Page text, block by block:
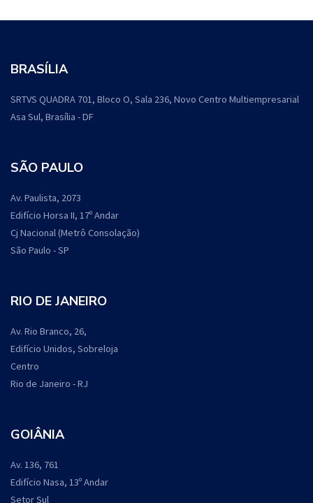
BRASÍLIA
SRTVS QUADRA 701, Bloco O, Sala 236, Novo Centro Multiempresarial
Asa Sul, Brasília - DF
SÃO PAULO
Av. Paulista, 2073
Edifício Horsa II, 17º Andar
Cj Nacional (Metrô Consolação)
São Paulo - SP
RIO DE JANEIRO
Av. Rio Branco, 26,
Edifício Unidos, Sobreloja
Centro
Rio de Janeiro - RJ
GOIÂNIA
Av. 136, 761
Edifício Nasa, 13º Andar
Setor Sul